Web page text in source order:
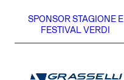
SPONSOR STAGIONE E
FESTIVAL VERDI